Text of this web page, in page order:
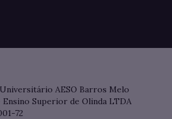
AESO Barros Melo
Ensino Superior de Olinda LTDA
72